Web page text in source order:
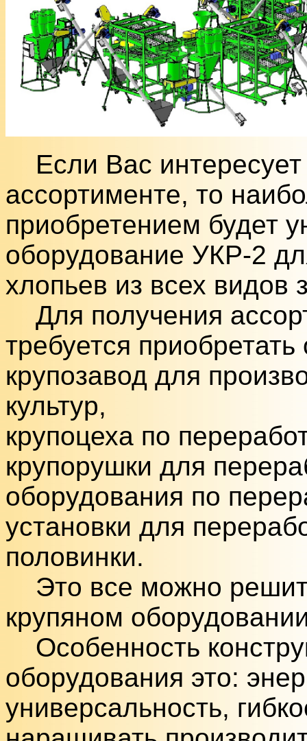
Если Вас интересует
ассортименте, то
приобретением будет
оборудование УКР-2
хлопьев из всех видов
Для получения
требуется
крупозавод для
культур,
крупоцеха по
крупорушки для
оборудования по
установки для
половинки.
Это все можно
крупяном
Особенность
оборудования это:
универсальность,